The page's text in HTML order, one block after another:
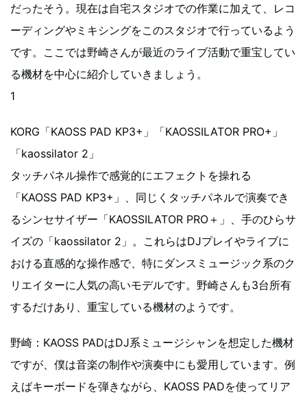
だったそう。現在は自宅スタジオでの作業に加えて、レコ
ーディングやミキシングをこのスタジオで行っているよう
です。ここでは野崎さんが最近のライブ活動で重宝してい
る機材を中心に紹介していきましょう。
1
KORG「KAOSS PAD KP3+」「KAOSSILATOR PRO+」
「kaossilator 2」
タッチパネル操作で感覚的にエフェクトを操れる
「KAOSS PAD KP3+」、同じくタッチパネルで演奏でき
るシンセサイザー「KAOSSILATOR PRO＋」、手のひらサ
イズの「kaossilator 2」。これらはDJプレイやライブに
おける直感的な操作感で、特にダンスミュージック系のク
リエイターに人気の高いモデルです。野崎さんも3台所有
するだけあり、重宝している機材のようです。
野崎：KAOSS PADはDJ系ミュージシャンを想定した機材
ですが、僕は音楽の制作や演奏中にも愛用しています。例
えばキーボードを弾きながら、KAOSS PADを使ってリア